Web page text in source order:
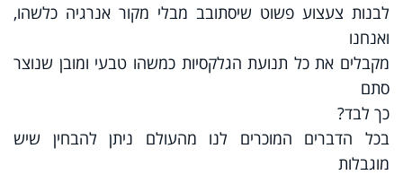
לבנות צעצוע פשוט שיסתובב מבלי מקור אנרגיה כלשהו,
ואנחנו
מקבלים את כל תנועת הגלקסיות כמשהו טבעי ומובן שנוצר
סתם
כך לבד?
בכל הדברים המוכרים לנו מהעולם ניתן להבחין שיש
מוגבלות